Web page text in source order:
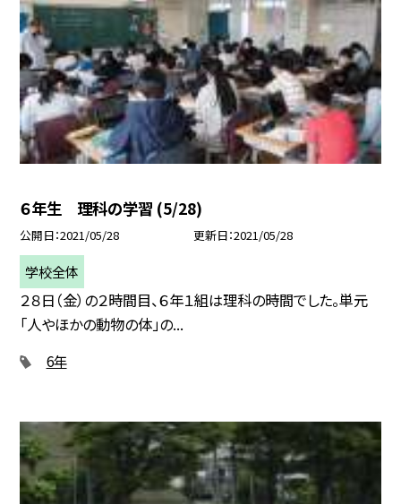
６年生 理科の学習 (5/28)
公開日 2021/05/28 更新日 2021/05/28
学校全体
２８日（金）の２時間目、６年１組は理科の時間でした。単元
「人やほかの動物の体」の...
6年